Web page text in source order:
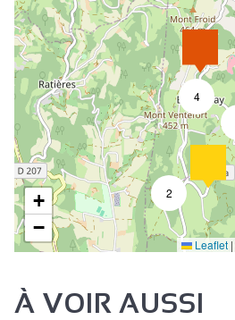
2
4
+
−
Leaflet |
À VOIR AUSSI